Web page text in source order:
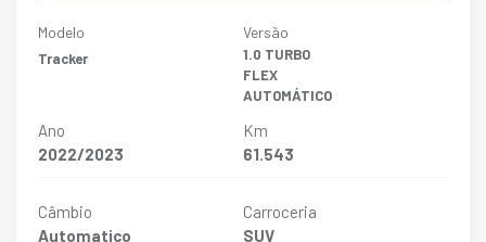
Modelo
Tracker
Versão
1.0 TURBO
FLEX
AUTOMÁTICO
Ano
2022/2023
Km
61.543
Câmbio
Automatico
Carroceria
SUV